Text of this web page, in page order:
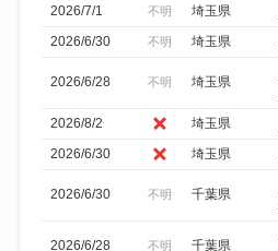
2026/7/1
不明 埼玉県
2026/6/30
不明 埼玉県
2026/6/28 不明 埼玉県
2026/8/2
埼玉県
2026/6/30
埼玉県
2026/6/30 不明 千葉県
2026/6/28 不明 千葉県